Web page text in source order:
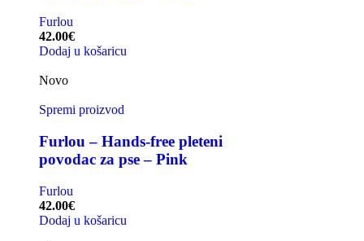
Furlou
42.00€
Dodaj u košaricu
Novo
Spremi proizvod
Furlou – Hands-free pleteni
povodac za pse – Pink
Furlou
42.00€
Dodaj u košaricu